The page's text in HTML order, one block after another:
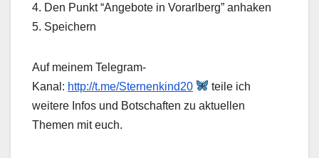
4. Den Punkt “Angebote in Vorarlberg” anhaken
5. Speichern
Auf meinem Telegram-
Kanal: http://t.me/Sternenkind20
teile ich
weitere Infos und Botschaften zu aktuellen
Themen mit euch.